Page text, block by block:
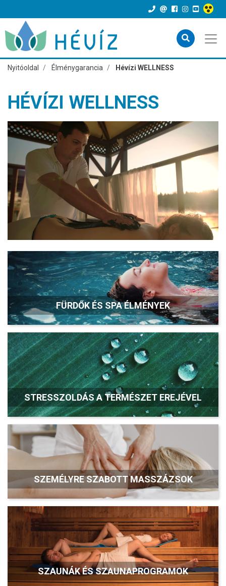
Nyitóoldal Élménygarancia Hévízi WELLNESS
HÉVÍZI WELLNESS
FÜRDŐK ÉS SPA ÉLMÉNYEK
STRESSZOLDÁS A TERMÉSZET EREJÉVEL
SZEMÉLYRE SZABOTT MASSZÁZSOK
SZAUNÁK ÉS SZAUNAPROGRAMOK